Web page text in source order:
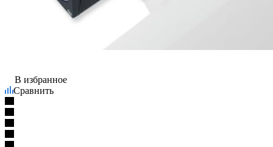
В избранное
Сравнить